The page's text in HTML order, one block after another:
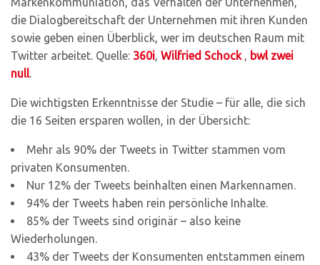
die Dialogbereitschaft der Unternehmen mit ihren Kunden
sowie geben einen Überblick, wer im deutschen Raum mit
Twitter arbeitet. Quelle: 360i, Wilfried Schock, bwl zwei
null.
Die wichtigsten Erkenntnisse der Studie – für alle, die sich
die 16 Seiten ersparen wollen, in der Übersicht:
Mehr als 90% der Tweets in Twitter stammen vom
privaten Konsumenten.
Nur 12% der Tweets beinhalten einen Markennamen.
94% der Tweets haben rein persönliche Inhalte.
85% der Tweets sind originär – also keine
Wiederholungen.
43% der Tweets der Konsumenten entstammen einem